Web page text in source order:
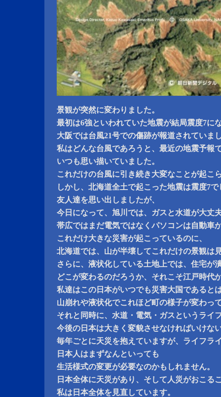
景観が突然に変わりました。
最初は6強といわれていた地震が結局震度7に
大阪では台風21号での傷跡が報道されていま
私はどんな台風であろうと、最近の地震予報
いつも思い描いていました。
これだけの台風に引き続き大変なことが起こ
しかし、北海道全土で起こった地震は震度7で
友人達を思い出しましたが、
今日になって、旭川では、ガスと水道が大丈
帯広ではまだ電気ではなくパソコンは自動車
これだけ大きな災害が起こっているのに、
北海道では、山が半壊してこれだけの景観は
さらに、液状化している土地上では、住宅が
どこが変わるのだろうか、それこそ江戸時代
私達はこの日本がいつでも災害大国であると
山崩れや液状化でこれほど町の様子が変わっ
それと同時に、水道・電気・ガスというライ
今後の日本は大きく変貌させなければいけな
毎年ごとに天災を抱えていますが、ライフラ
日本人はまずなんといっても
生活様式の変更が必要なのかもしれません。
日本全体に天災があり、そして人災がおこる
私は日本全体を見直しています。